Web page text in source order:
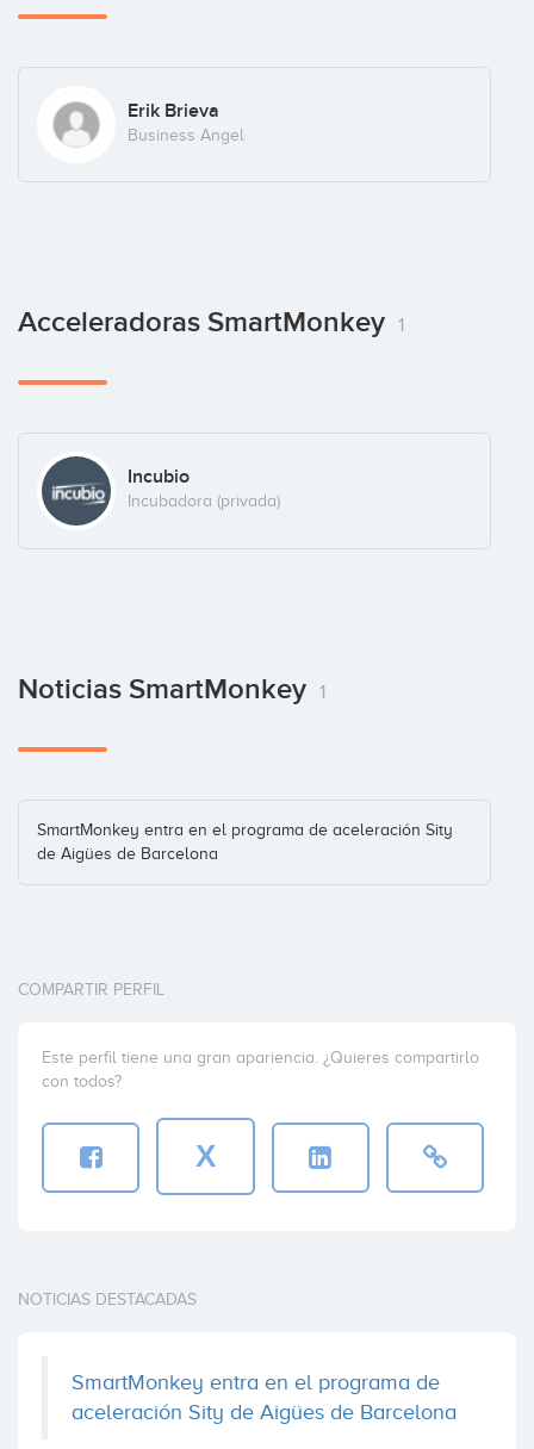
Erik Brieva
Business Angel
Acceleradoras SmartMonkey 1
Incubio
Incubadora (privada)
Noticias SmartMonkey 1
SmartMonkey entra en el programa de aceleración Sity
de Aigües de Barcelona
COMPARTIR PERFIL
Este perfil tiene una gran apariencia. ¿Quieres compartirlo
con todos?
X
NOTICIAS DESTACADAS
SmartMonkey entra en el programa de
aceleración Sity de Aigües de Barcelona